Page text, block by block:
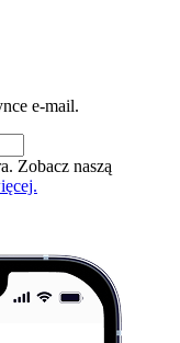
e-mail.
Zobacz naszą